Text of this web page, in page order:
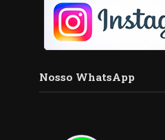
Nosso WhatsApp